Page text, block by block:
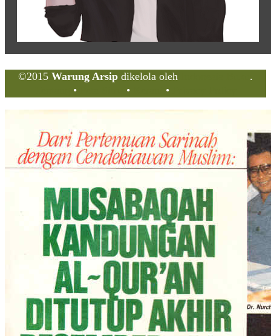
©2015 Warung Arsip dikelola oleh
.
• • •